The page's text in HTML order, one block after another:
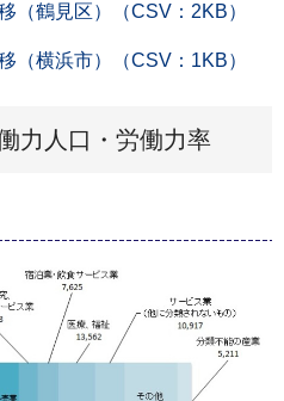
（鶴見区）（CSV：2KB）
（横浜市）（CSV：1KB）
力人口・労働力率